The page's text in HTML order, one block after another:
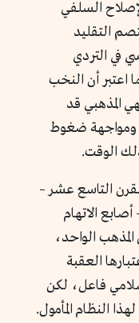
السلفي
التقليد
في التردي
اعتبر أن النخب
المذهبي قد
ومواجهة ضغوط
الوقت.
التاسع عشر –
الاتهام
الواحد،
العقبة
فاعل، لكن
النظام المأمول.